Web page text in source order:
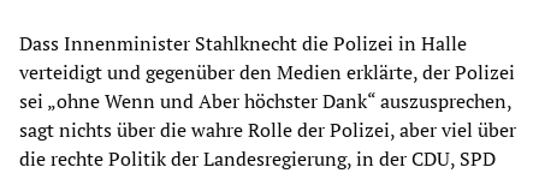
Dass Innenminister Stahlknecht die Polizei in Halle
verteidigt und gegenüber den Medien erklärte, der Polizei
sei „ohne Wenn und Aber höchster Dank“ auszusprechen,
sagt nichts über die wahre Rolle der Polizei, aber viel über
die rechte Politik der Landesregierung, in der CDU, SPD